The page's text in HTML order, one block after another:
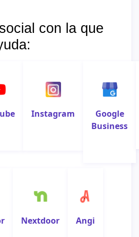
con la que
Instagram
Google
Business
Nextdoor Angi